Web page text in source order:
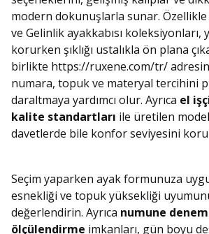
modern dokunuşlarla sunar. Özellikle
ve Gelinlik ayakkabısı
korurken şıklığı ustalıkla ön plana
birlikte https://ruxene.com/tr/
numara, topuk ve materyal tercihini
daraltmaya yardımcı olur. Ayrıca el
kalite standartları ile üretilen
davetlerde bile konfor seviyesini
Seçim yaparken ayak formunuza
esnekliği ve topuk yüksekliği
değerlendirin. Ayrıca numune
ölçülendirme imkanları, gün boyu